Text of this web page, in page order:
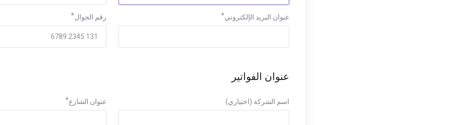
عنوان البريد الإلكتروني رقم الجوال
عنوان الفواتير
اسم الشركة (اختياري) عنوان الشارع